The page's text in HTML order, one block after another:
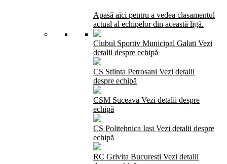
Apasă aici pentru a vedea clasamentul
actual al echipelor din această ligă.
Clubul Sportiv Municipal Galati Vezi
detalii despre echipă
CS Stiinta Petrosani Vezi detalii
despre echipă
CSM Suceava Vezi detalii despre
echipă
CS Politehnica Iasi Vezi detalii despre
echipă
RC Grivita Bucuresti Vezi detalii